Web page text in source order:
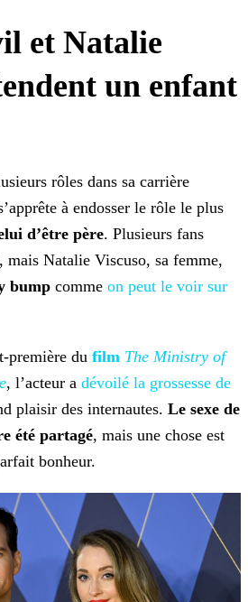
et Natalie
un enfant
rôles dans sa carrière
à endosser le rôle le plus
d’être père. Plusieurs fans
mais Natalie Viscuso, sa femme,
bump comme on peut le voir sur
première du film The Ministry of
, l’acteur a dévoilé la grossesse de
plaisir des internautes. Le sexe de
été partagé, mais une chose est
bonheur.